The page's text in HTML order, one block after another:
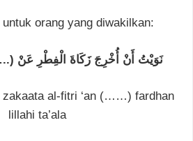
orang yang diwakilkan:
ﻧَﻮَﻳْﺖُ ﺃَﻥْ ﺃُﺧْﺮِﺝَ ﺯَﻛَﺎﺓَ ﺍﻟْﻔِﻄْﺮِ ﻋَﻦْ
zakaata al-fitri ‘an (……) fardhan
lillahi ta’ala